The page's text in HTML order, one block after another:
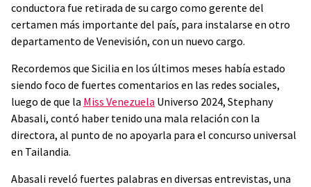
conductora fue retirada de su cargo como gerente del
certamen más importante del país, para instalarse en otro
departamento de Venevisión, con un nuevo cargo.
Recordemos que Sicilia en los últimos meses había estado
siendo foco de fuertes comentarios en las redes sociales,
luego de que la Miss Venezuela Universo 2024, Stephany
Abasali, contó haber tenido una mala relación con la
directora, al punto de no apoyarla para el concurso universal
en Tailandia.
Abasali reveló fuertes palabras en diversas entrevistas, una